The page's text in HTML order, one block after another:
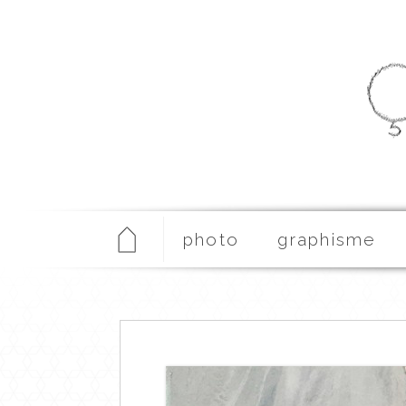
photo graphisme